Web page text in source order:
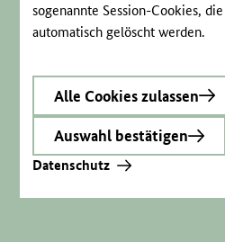
sogenannte Session-Cookies,
automatisch gelöscht werden.
Alle Cookies zulassen
Auswahl bestätigen
Datenschutz